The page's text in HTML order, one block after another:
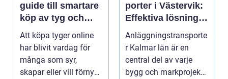
guide till smartare
köp av tyg och
hemtextil
Att köpa tyger online
har blivit vardag för
många som syr,
skapar eller vill förnya
porter i Västervik:
Effektiva lösningar
för bygg och
markarbete
Anläggningstransporte
r Kalmar län är en
central del av varje
bygg och markprojekt i